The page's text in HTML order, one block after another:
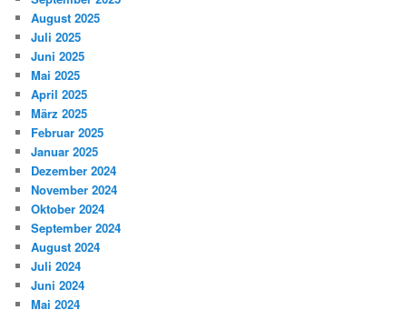
August 2025
Juli 2025
Juni 2025
Mai 2025
April 2025
März 2025
Februar 2025
Januar 2025
Dezember 2024
November 2024
Oktober 2024
September 2024
August 2024
Juli 2024
Juni 2024
Mai 2024